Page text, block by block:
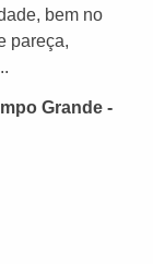
bem no
pareça,
Grande -